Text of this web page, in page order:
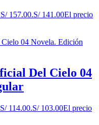
157.00.S/141.00El precio
Del Cielo 04
114.00.S/103.00El precio